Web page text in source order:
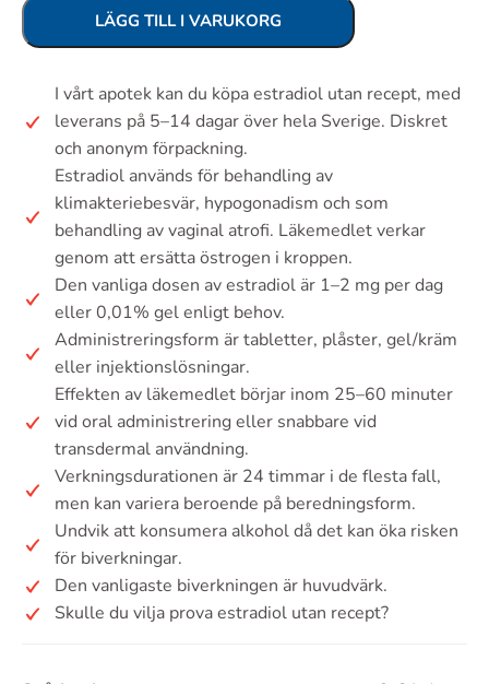
LÄGG TILL I VARUKORG
I vårt apotek kan du köpa estradiol utan recept, med
leverans på 5–14 dagar över hela Sverige. Diskret
och anonym förpackning.
Estradiol används för behandling av
klimakteriebesvär, hypogonadism och som
behandling av vaginal atrofi. Läkemedlet verkar
genom att ersätta östrogen i kroppen.
Den vanliga dosen av estradiol är 1–2 mg per dag
eller 0,01% gel enligt behov.
Administreringsform är tabletter, plåster, gel/kräm
eller injektionslösningar.
Effekten av läkemedlet börjar inom 25–60 minuter
vid oral administrering eller snabbare vid
transdermal användning.
Verkningsdurationen är 24 timmar i de flesta fall,
men kan variera beroende på beredningsform.
Undvik att konsumera alkohol då det kan öka risken
för biverkningar.
Den vanligaste biverkningen är huvudvärk.
Skulle du vilja prova estradiol utan recept?